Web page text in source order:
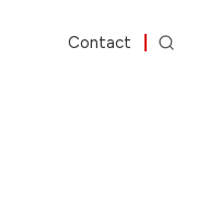
Contact